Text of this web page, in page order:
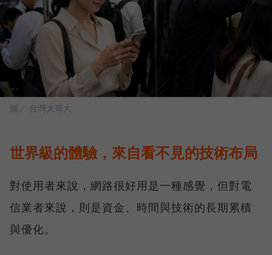
圖／ 台灣大哥大
世界級的體驗，來自看不見的技術布局
對使用者來說，網路很好用是一種感覺，但對電
信業者來說，則是資金、時間與技術的長期累積
與優化。